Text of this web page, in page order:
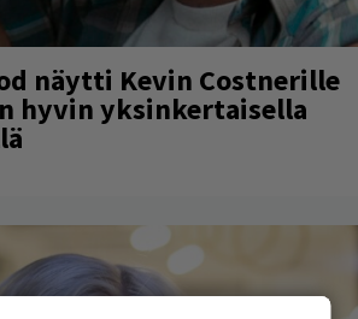
näytti Kevin Costnerille
hyvin yksinkertaisella